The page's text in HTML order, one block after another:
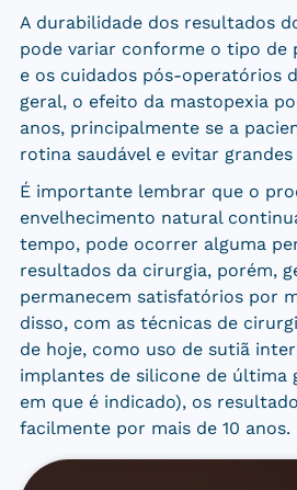
A durabilidade dos resultados
pode variar conforme o tipo de
e os cuidados pós-operatórios
geral, o efeito da mastopexia
anos, principalmente se a
rotina saudável e evitar
É importante lembrar que o
envelhecimento natural
tempo, pode ocorrer alguma
resultados da cirurgia, porém,
permanecem satisfatórios por
disso, com as técnicas de
de hoje, como uso de sutiã
implantes de silicone de última
em que é indicado), os
facilmente por mais de 10 anos.